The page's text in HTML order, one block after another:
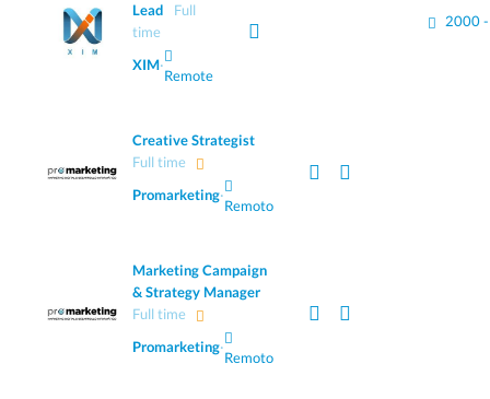
Lead
Full
time
XIM·
Remote
2000 -
Creative Strategist
Full time
Promarketing·
Remoto
Marketing Campaign
& Strategy Manager
Full time
Promarketing·
Remoto